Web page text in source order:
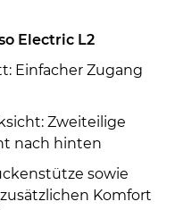
Electric L2
Einfacher Zugang
Zweiteilige
nach hinten
sowie
Komfort